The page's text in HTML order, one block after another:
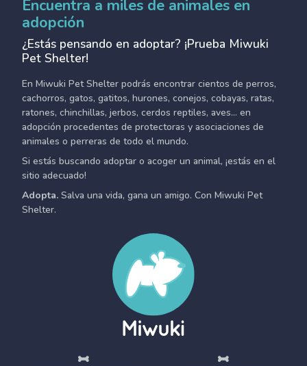
Encuentra a miles de animales en
adopción
¿Estás pensando en adoptar? ¡Prueba Miwuki
Pet Shelter!
En Miwuki Pet Shelter podrás encontrar cientos de perros,
cachorros, gatos, gatitos, hurones, conejos, cobayas, ratas,
ratones, chinchillas, jerbos, cerdos reptiles, aves... en
adopción procedentes de protectoras y asociaciones de
animales o perreras de todo el mundo.
Si estás buscando adoptar o acoger un animal, ¡estás en el
sitio adecuado!
Adopta. Salva una vida, gana un amigo. Con Miwuki Pet
Shelter.